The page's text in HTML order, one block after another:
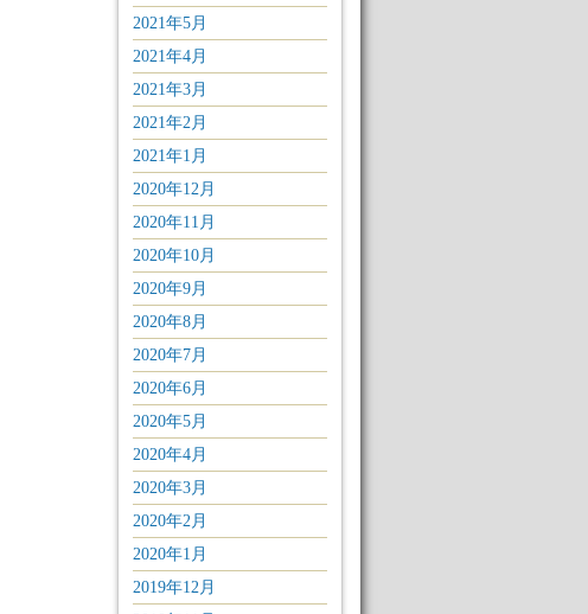
2021年5月
2021年4月
2021年3月
2021年2月
2021年1月
2020年12月
2020年11月
2020年10月
2020年9月
2020年8月
2020年7月
2020年6月
2020年5月
2020年4月
2020年3月
2020年2月
2020年1月
2019年12月